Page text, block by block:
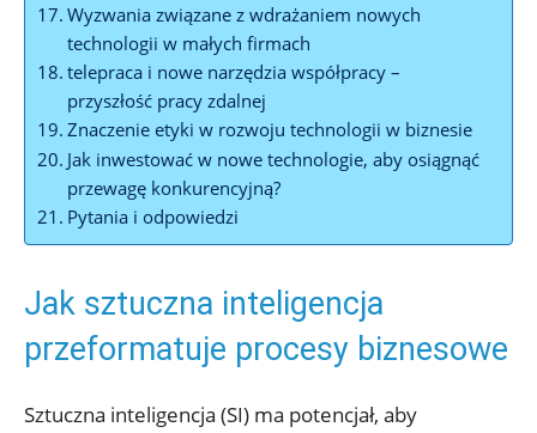
Wyzwania związane z wdrażaniem nowych
technologii w małych firmach
telepraca i nowe narzędzia współpracy –
przyszłość pracy zdalnej
Znaczenie etyki w rozwoju technologii w biznesie
Jak inwestować w nowe technologie, aby osiągnąć
przewagę konkurencyjną?
Pytania i odpowiedzi
Jak sztuczna inteligencja
przeformatuje procesy biznesowe
Sztuczna inteligencja (SI) ma potencjał, aby